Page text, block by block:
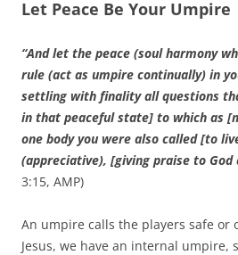
Let Peace Be Your Umpire
“And let the peace (soul harmony
rule (act as umpire continually) in
settling with finality all questions
in that peaceful state] to which as
one body you were also called [to
(appreciative), [giving praise to God
3:15, AMP)
An umpire calls the players safe or
Jesus, we have an internal umpire,